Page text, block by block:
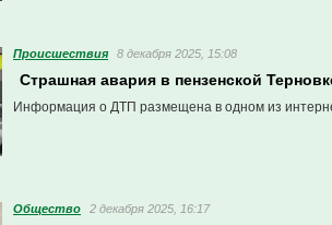
Проиcшествия 8 декабря 2025, 15:08
Страшная авария в пензенской
Информация о ДТП размещена в одном из
Общество 2 декабря 2025, 16:17